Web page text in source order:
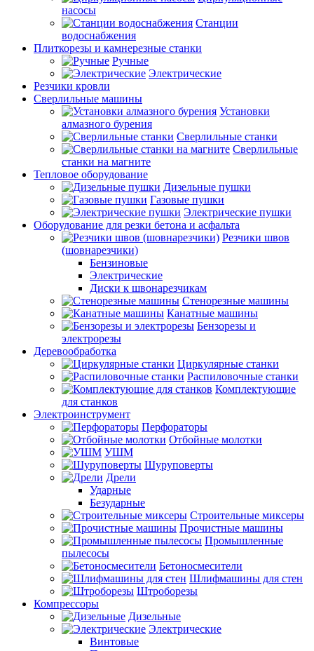
насосы
Станции
водоснабжения
Плиткорезы и камнерезные станки
Ручные
Электрические
Резчики кровли
Сверлильные машины
Установки
алмазного бурения
Сверлильные станки
Сверлильные
станки на магните
Тепловое оборудование
Дизельные пушки
Газовые пушки
Электрические пушки
Оборудование для резки бетона и асфальта
Резчики швов
(шовнарезчики)
Бензиновые
Электрические
Диски к швонарезчикам
Стенорезные машины
Канатные машины
Бензорезы и
электрорезы
Деревообработка
Циркулярные станки
Распиловочные станки
Комплектующие
для станков
Электроинструмент
Перфораторы
Отбойные молотки
УШМ
Шуруповерты
Дрели
Ударные
Безударные
Строительные миксеры
Прочистные машины
Промышленные
пылесосы
Бетоносмесители
Шлифмашины для стен
Штроборезы
Компрессоры
Дизельные
Электрические
Винтовые